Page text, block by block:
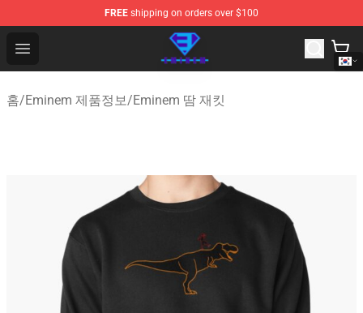
FREE shipping on orders over $100
Open menu
Eminem Store - Official Eminem Merchandise Shop
홈/Eminem 제품정보/Eminem 땀 재킷